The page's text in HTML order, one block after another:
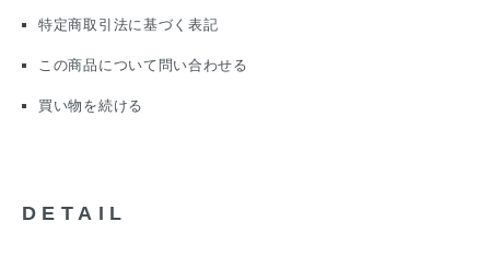
特定商取引法に基づく表記
この商品について問い合わせる
買い物を続ける
DETAIL